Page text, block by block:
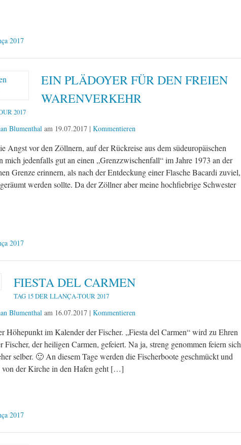
2017
EIN PLÄDOYER FÜR DEN FREIEN
WARENVERKEHR
2017
Blumenthal am 19.07.2017| Kommentieren
Angst vor den Zöllnern, auf der Rückreise aus dem südeuropäischen
mich jedenfalls gut an einen „Grenzzwischenfall“ im Jahre 1973 an der
Grenze erinnern, als nach der Entdeckung einer Flasche Bacardi zuviel,
werden sollte. Da der Zöllner aber meine hochfiebrige Schwester
2017
FIESTA DEL CARMEN
TAG 15 DER LLANÇA-TOUR 2017
Blumenthal am 16.07.2017| Kommentieren
Höhepunkt im Kalender der Fischer. „Fiesta del Carmen“ wird zu Ehren
Fischer, der heiligen Carmen, gefeiert. Na ja, streng genommen feiern sich
selber. 🙂 An diesem Tage werden die Fischerboote geschmückt und
von der Kirche in den Hafen geht […]
2017